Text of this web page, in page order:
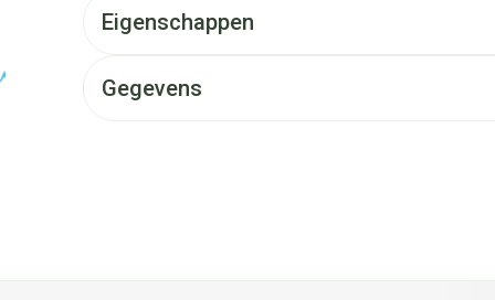
Eigenschappen
Gegevens